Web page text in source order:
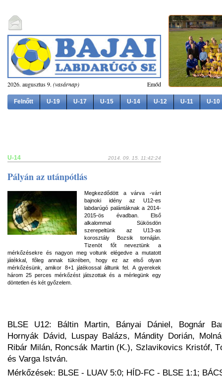
2026. augusztus 9. (vasárnap) Emőd
Felnőtt U-19 U-17 U-15 U-14 U-12 U-11 U-10
U-14 2014. 09. 15. 11:42:24
Pályán az utánpótlás
Megkezdődött a várva -várt
bajnoki idény az U12-es
labdarúgó palántáknak a 2014-
2015-ös évadban. Első
alkalommal Sükösdön
szerepeltünk az U13-as
korosztály Bozsik tornáján.
Tizenöt főt neveztünk a
mérkőzésekre és nagyon meg voltunk elégedve a mutatott
játékkal, főleg annak tükrében, hogy ez az első olyan
mérkőzésünk, amikor 8+1 játékossal álltunk fel. A gyerekek
három 25 perces mérkőzést játszottak és a mérlegünk egy
döntetlen és két győzelem.
BLSE U12: Báltin Martin, Bányai Dániel, Bognár
Hornyák Dávid, Luspay Balázs, Mándity Dorián,
Ribár Milán, Roncsák Martin (K.), Szlavikovics Kristóf,
és Varga István.
Mérkőzések: BLSE - LUAV 5:0; HÍD-FC - BLSE 1:1;